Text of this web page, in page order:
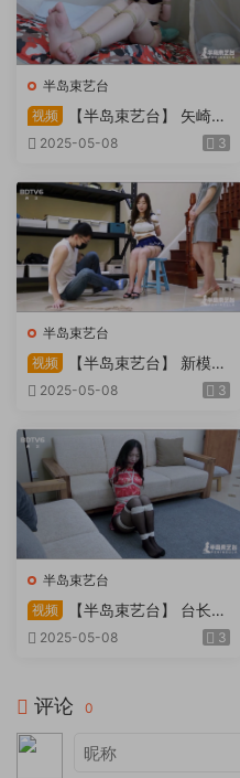
半岛束艺台
视频
【半岛束艺台】 矢崎
物业为您服务
2025-05-08 3
半岛束艺台
视频
【半岛束艺台】 新模奎
因试镜，宛如阿紫再现
2025-05-08 3
半岛束艺台
视频
【半岛束艺台】 台长不
在的时候
2025-05-08 3
评论 0